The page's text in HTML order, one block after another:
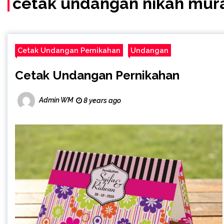
Cetak Undangan Pernikahan Undangan
Cetak Undangan Pernikahan
Admin WM 8 years ago